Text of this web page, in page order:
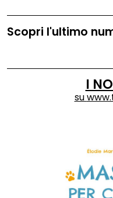
Scopri l'ultimo
I
su